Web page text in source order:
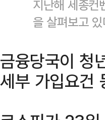
지난해 세종컨
을 살펴보고
금융당국이 청
세부 가입요건